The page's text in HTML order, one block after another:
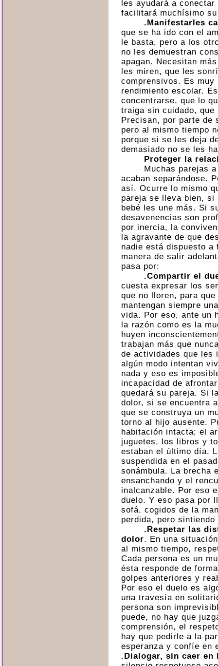
les ayudará a
facilitará muchísimo
.Manifestarles
que se ha ido con el
le basta, pero a los
no les demuestran
apagan. Necesitan
les miren, que les
comprensivos. Es muy
rendimiento escolar.
concentrarse, que lo
traiga sin cuidado,
Precisan, por parte de
pero al mismo tiempo
porque si se les deja
demasiado no se les
Proteger la
Muchas parejas
acaban separándose.
así. Ocurre lo mismo
pareja se lleva bien,
bebé les une más. Si
desavenencias son
por inercia, la
la agravante de que
nadie está dispuesto
manera de salir
pasa por:
.Compartir el
cuesta expresar los
que no lloren, para
mantengan siempre
vida. Por eso, ante un
la razón como es la
huyen
trabajan más que
de actividades que les
algún modo intentan
nada y eso es
incapacidad de
quedará su pareja. Si
dolor, si se encuentra
que se construya un
torno al hijo ausente.
habitación intacta; el
juguetes, los libros y
estaban el último día.
suspendida en el
sonámbula. La brecha
ensanchando y el
inalcanzable. Por eso
duelo. Y eso pasa por
sofá, cogidos de la
perdida, pero
.Respetar las
dolor. En una
al mismo tiempo,
Cada persona es un
ésta responde de
golpes anteriores y
Por eso el duelo es
una travesía en
persona son
puede, no hay que
comprensión, el
hay que pedirle a la
esperanza y confíe en
.Dialogar, sin caer